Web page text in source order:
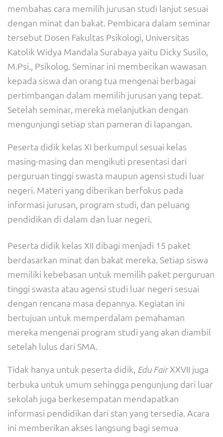
membahas cara memilih jurusan studi lanjut sesuai
dengan minat dan bakat. Pembicara dalam seminar
tersebut Dosen Fakultas Psikologi, Universitas
Katolik Widya Mandala Surabaya yaitu Dicky Susilo,
M.Psi., Psikolog. Seminar ini memberikan wawasan
kepada siswa dan orang tua mengenai berbagai
pertimbangan dalam memilih jurusan yang tepat.
Setelah seminar, mereka melanjutkan dengan
mengunjungi setiap stan pameran di lapangan.
Peserta didik kelas XI berkumpul sesuai kelas
masing-masing dan mengikuti presentasi dari
perguruan tinggi swasta maupun agensi studi luar
negeri. Materi yang diberikan berfokus pada
informasi jurusan, program studi, dan peluang
pendidikan di dalam dan luar negeri.
Peserta didik kelas XII dibagi menjadi 15 paket
berdasarkan minat dan bakat mereka. Setiap siswa
memiliki kebebasan untuk memilih paket perguruan
tinggi swasta atau agensi studi luar negeri sesuai
dengan rencana masa depannya. Kegiatan ini
bertujuan untuk memperdalam pemahaman
mereka mengenai program studi yang akan diambil
setelah lulus dari SMA.
Tidak hanya untuk peserta didik, Edu FairXXVII juga
terbuka untuk umum sehingga pengunjung dari luar
sekolah juga berkesempatan mendapatkan
informasi pendidikan dari stan yang tersedia. Acara
ini memberikan akses langsung bagi semua